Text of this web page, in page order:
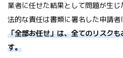
業者に任せた結果として問題が生じ
法的な責任は書類に署名した申請者
「全部お任せ」は、全てのリスク
す。